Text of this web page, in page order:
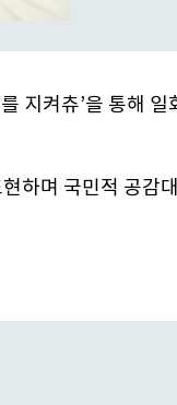
지켜츄’을 통해 일
하며 국민적 공감